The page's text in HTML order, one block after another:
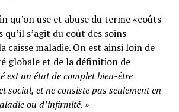
qu’on use et abuse du terme «coûts
qu’il s’agit du coût des soins
caisse maladie. On est ainsi loin de
globale et de la définition de
est un état de complet bien-être
social, et ne consiste pas seulement en
ou d’infirmité.»